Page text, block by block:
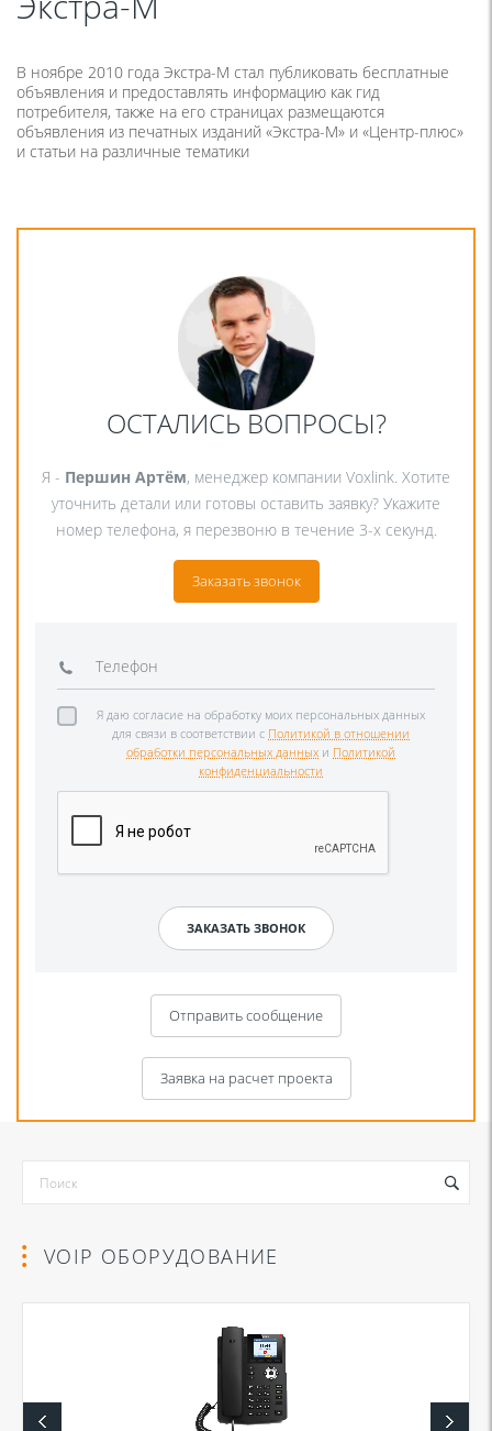
В ноябре 2010 года Экстра-М стал публиковать бесплатные
объявления и предоставлять информацию как гид
потребителя, также на его страницах размещаются
объявления из печатных изданий «Экстра-М» и «Центр-плюс»
и статьи на различные тематики
ОСТАЛИСЬ ВОПРОСЫ?
Я - Першин Артём, менеджер компании Voxlink. Хотите
уточнить детали или готовы оставить заявку? Укажите
номер телефона, я перезвоню в течение 3-х секунд.
Заказать звонок
Я даю согласие на обработку моих персональных данных
для связи в соответствии с Политикой в отношении
обработки персональных данных и Политикой
конфиденциальности
Отправить сообщение
Я даю согласие на обработку моих персональных данных для связи
Политикой в отношении обработки персональных
Политикой конфиденциальности
Заявка на расчет проекта
VOIP ОБОРУДОВАНИЕ